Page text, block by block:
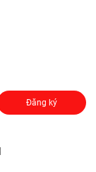
Đăng ký